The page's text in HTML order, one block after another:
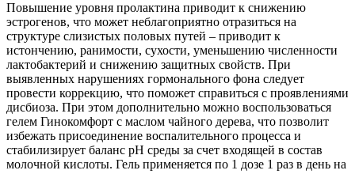
Повышение уровня пролактина приводит к снижению
эстрогенов, что может неблагоприятно отразиться на
структуре слизистых половых путей – приводит к
истончению, ранимости, сухости, уменьшению численности
лактобактерий и снижению защитных свойств. При
выявленных нарушениях гормонального фона следует
провести коррекцию, что поможет справиться с проявлениями
дисбиоза. При этом дополнительно можно воспользоваться
гелем Гинокомфорт с маслом чайного дерева, что позволит
избежать присоединение воспалительного процесса и
стабилизирует баланс рН среды за счет входящей в состав
молочной кислоты. Гель применяется по 1 дозе 1 раз в день на